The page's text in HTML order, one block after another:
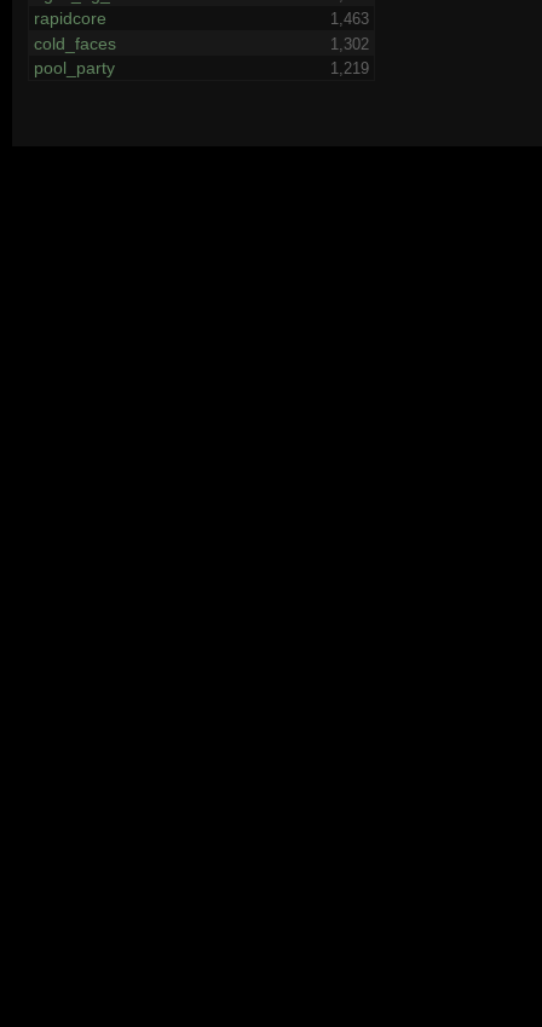
rapidcore 1,463
cold_faces 1,302
pool_party 1,219